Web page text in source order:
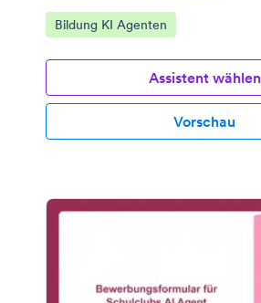
Zur Kategorie:
Bildung KI Agenten
Assistent wählen
Vorschau